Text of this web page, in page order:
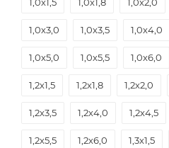
1,0х3,0 1,0х3,5 1,0х4,0
1,0х5,0 1,0х5,5 1,0х6,0
1,2х1,5 1,2х1,8 1,2х2,0
1,2х3,5 1,2х4,0 1,2х4,5
1,2х5,5 1,2х6,0 1,3х1,5